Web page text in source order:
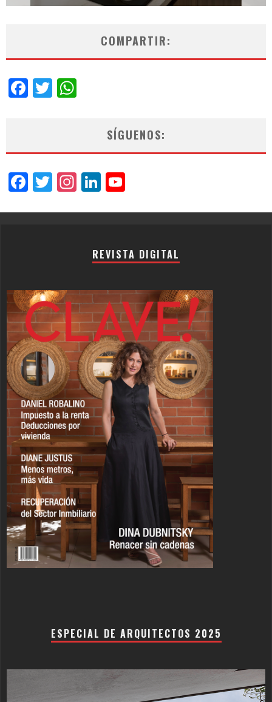
COMPARTIR:
Facebook
Twitter
SÍGUENOS:
Facebook
Twitter
Instagram
LinkedIn
REVISTA DIGITAL
ESPECIAL DE ARQUITECTOS 2025